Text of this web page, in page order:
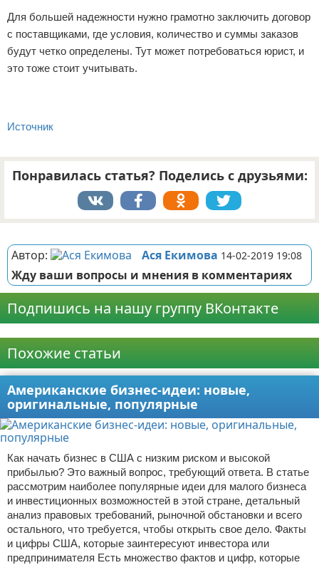
Для большей надежности нужно грамотно заключить договор
с поставщиками, где условия, количество и суммы заказов
будут четко определены. Тут может потребоваться юрист, и
это тоже стоит учитывать.
Источник
Понравилась статья? Поделись с друзьями:
Автор: Ася Екимова 14-02-2019 19:08
Жду ваши вопросы и мнения в комментариях
Подпишись на нашу группу ВКонтакте
Похожие статьи
Американские бизнес-идеи: новые,
оригинальные, популярные
Как начать бизнес в США с низким риском и высокой
прибылью? Это важный вопрос, требующий ответа. В статье
рассмотрим наиболее популярные идеи для малого бизнеса
и инвестиционных возможностей в этой стране, детальный
анализ правовых требований, рыночной обстановки и всего
остального, что требуется, чтобы открыть свое дело. Факты
и цифры США, которые заинтересуют инвестора или
предпринимателя Есть множество фактов и цифр, которые